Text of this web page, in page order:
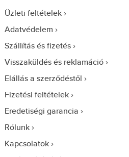
Üzleti feltételek
Adatvédelem
Szállítás és fizetés
Visszaküldés és reklamáció
Elállás a szerződéstől
Fizetési feltételek
Eredetiségi garancia
Rólunk
Kapcsolatok